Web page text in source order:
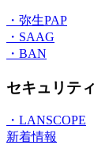
・弥生PAP
・SAAG
・BAN
セキュリティ
・LANSCOPE
新着情報